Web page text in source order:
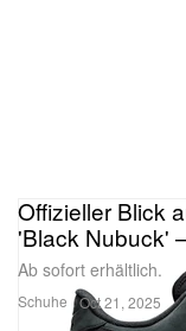
Schuhe
Offizieller Blick
'Black Nubuck'
Ab sofort erhältlich.
Oct 21, 2025